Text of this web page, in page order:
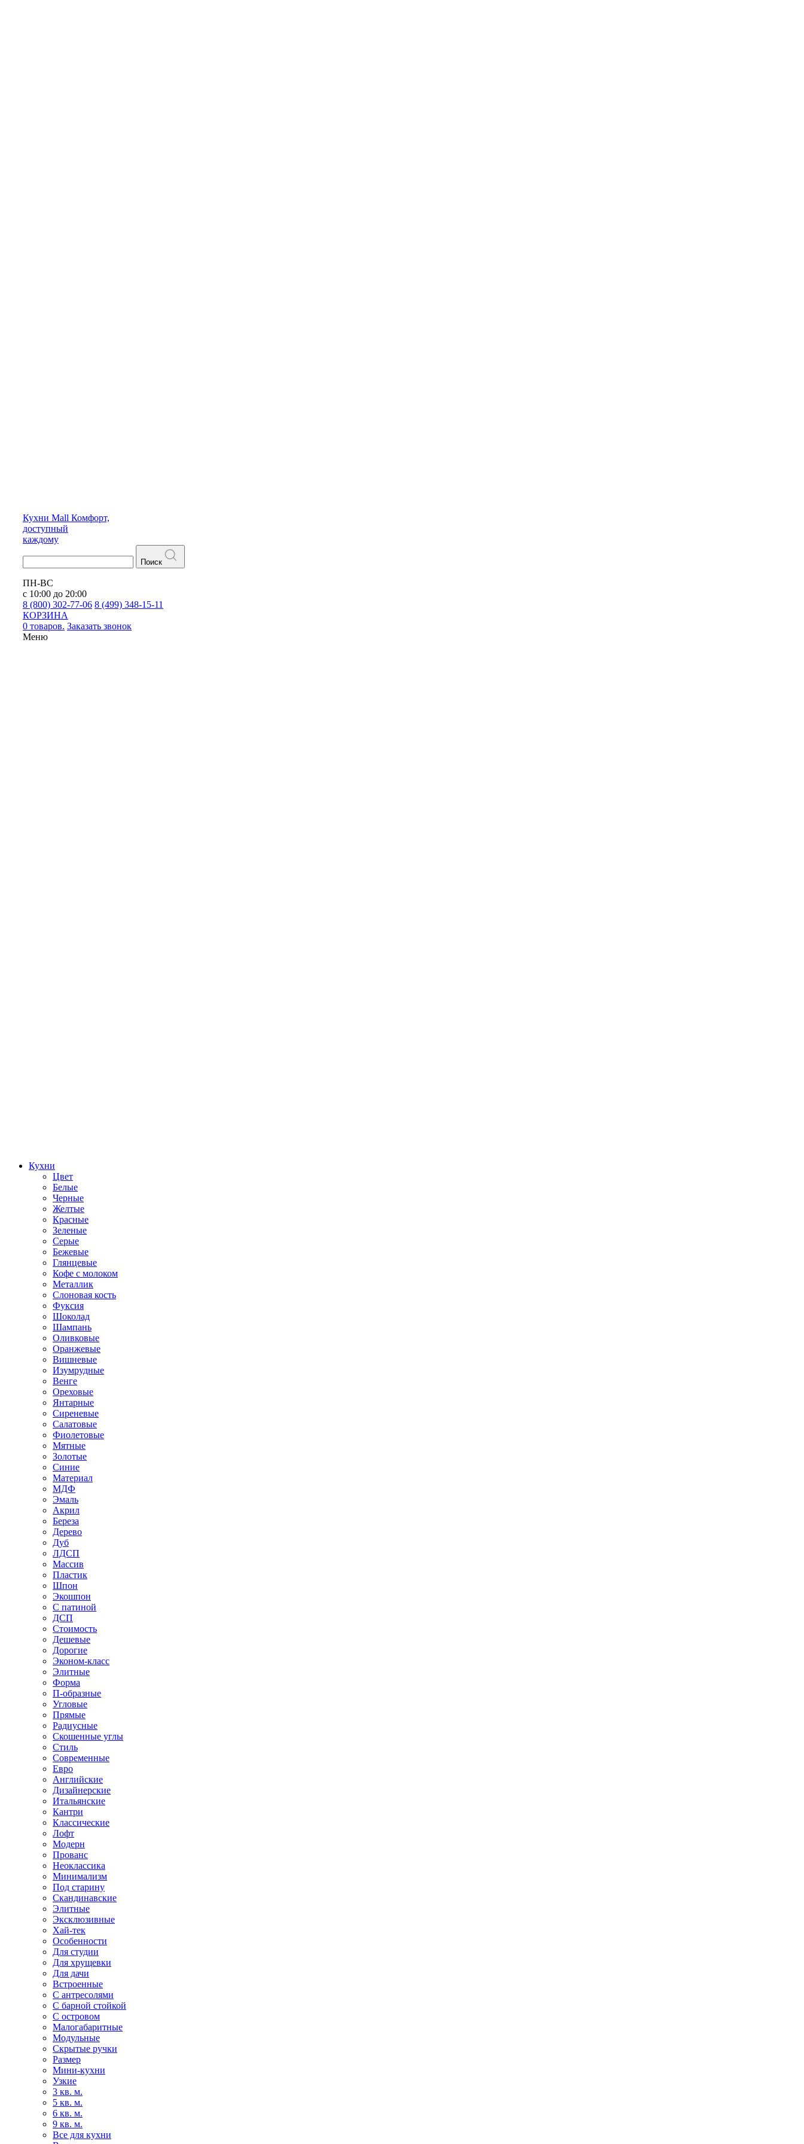
Кухни Mall Комфорт,
доступный
каждому
Поиск
ПН-ВС
с 10:00 до 20:00
8 (800) 302-77-06 8 (499) 348-15-11
КОРЗИНА
0 товаров. Заказать звонок
Меню
Кухни
Цвет
Белые
Черные
Желтые
Красные
Зеленые
Серые
Бежевые
Глянцевые
Кофе с молоком
Металлик
Слоновая кость
Фуксия
Шоколад
Шампань
Оливковые
Оранжевые
Вишневые
Изумрудные
Венге
Ореховые
Янтарные
Сиреневые
Салатовые
Фиолетовые
Мятные
Золотые
Синие
Материал
МДФ
Эмаль
Акрил
Береза
Дерево
Дуб
ЛДСП
Массив
Пластик
Шпон
Экошпон
С патиной
ДСП
Стоимость
Дешевые
Дорогие
Эконом-класс
Элитные
Форма
П-образные
Угловые
Прямые
Радиусные
Скошенные углы
Стиль
Современные
Евро
Английские
Дизайнерские
Итальянские
Кантри
Классические
Лофт
Модерн
Прованс
Неоклассика
Минимализм
Под старину
Скандинавские
Элитные
Эксклюзивные
Хай-тек
Особенности
Для студии
Для хрущевки
Для дачи
Встроенные
С антресолями
С барной стойкой
С островом
Малогабаритные
Модульные
Скрытые ручки
Размер
Мини-кухни
Узкие
3 кв. м.
5 кв. м.
6 кв. м.
9 кв. м.
Все для кухни